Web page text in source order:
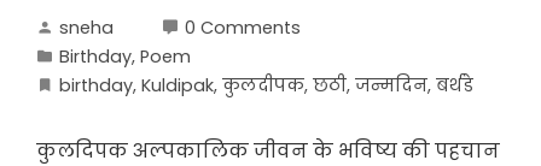
sneha
0 Comments
Birthday, Poem
birthday, Kuldipak, कुलदीपक, छठी, जन्मदिन, बर्थडे
कुलदिपक अल्पकालिक जीवन के भविष्य की पहचान